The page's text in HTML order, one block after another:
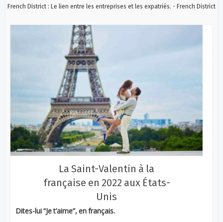
French District : Le lien entre les entreprises et les expatriés. - French District
La Saint-Valentin à la
française en 2022 aux États-
Unis
Dites-lui “Je t’aime”, en français.